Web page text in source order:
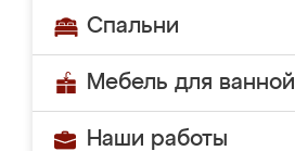
Спальни
Мебель для ванной
Наши работы